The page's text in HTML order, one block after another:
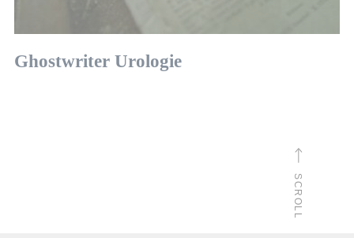
Ghostwriter Urologie
SCROLL